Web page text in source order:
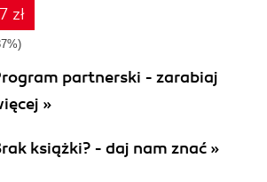
zł
partnerski - zarabiaj
»
książki? - daj nam znać »